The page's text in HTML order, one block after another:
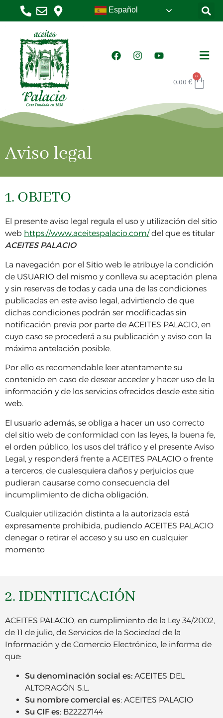
Español
0,00 €
0
Aviso legal
1. OBJETO
El presente aviso legal regula el uso y utilización del sitio
web https://www.aceitespalacio.com/del que es titular
ACEITES PALACIO
La navegación por el Sitio web le atribuye la condición
de USUARIO del mismo y conlleva su aceptación plena
y sin reservas de todas y cada una de las condiciones
publicadas en este aviso legal, advirtiendo de que
dichas condiciones podrán ser modificadas sin
notificación previa por parte de ACEITES PALACIO, en
cuyo caso se procederá a su publicación y aviso con la
máxima antelación posible.
Por ello es recomendable leer atentamente su
contenido en caso de desear acceder y hacer uso de la
información y de los servicios ofrecidos desde este sitio
web.
El usuario además, se obliga a hacer un uso correcto
del sitio web de conformidad con las leyes, la buena fe,
el orden público, los usos del tráfico y el presente Aviso
Legal, y responderá frente a ACEITES PALACIO o frente
a terceros, de cualesquiera daños y perjuicios que
pudieran causarse como consecuencia del
incumplimiento de dicha obligación.
Cualquier utilización distinta a la autorizada está
expresamente prohibida, pudiendo ACEITES PALACIO
denegar o retirar el acceso y su uso en cualquier
momento
2. IDENTIFICACIÓN
ACEITES PALACIO, en cumplimiento de la Ley 34/2002,
de 11 de julio, de Servicios de la Sociedad de la
Información y de Comercio Electrónico, le informa de
que:
Su denominación social es: ACEITES DEL
ALTORAGÓN S.L.
Su nombre comercial es: ACEITES PALACIO
Su CIF es: B22227144